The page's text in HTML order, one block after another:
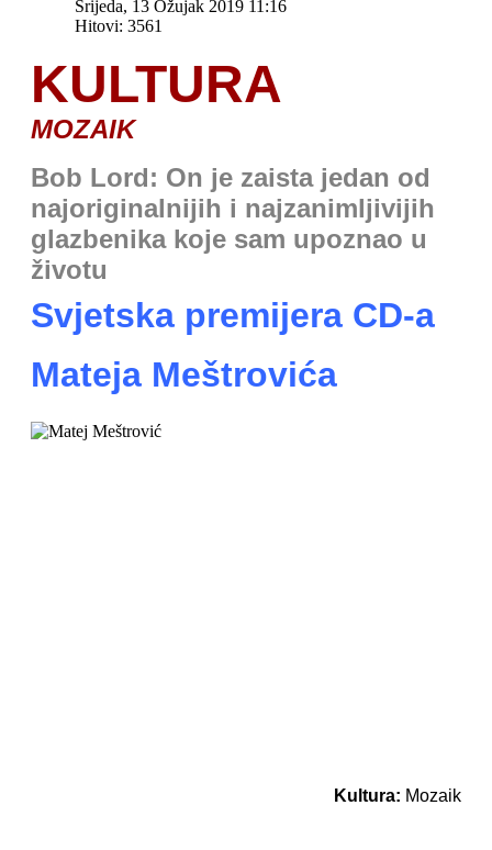
Srijeda, 13 Ožujak 2019 11:16
Hitovi: 3561
KULTURA
MOZAIK
Bob Lord: On je zaista jedan od
najoriginalnijih i najzanimljivijih
glazbenika koje sam upoznao u
životu
Svjetska premijera CD-a
Mateja Meštrovića
Kultura: Mozaik